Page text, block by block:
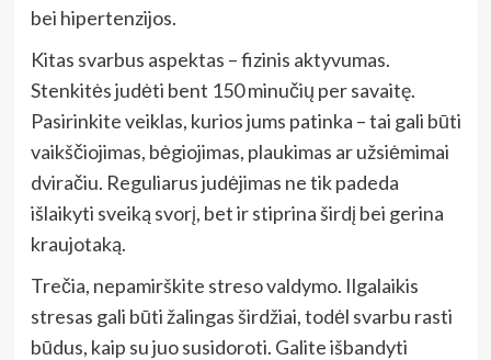
bei hipertenzijos.
Kitas svarbus aspektas – fizinis aktyvumas.
Stenkitės judėti bent 150 minučių per savaitę.
Pasirinkite veiklas, kurios jums patinka – tai gali būti
vaikščiojimas, bėgiojimas, plaukimas ar užsiėmimai
dviračiu. Reguliarus judėjimas ne tik padeda
išlaikyti sveiką svorį, bet ir stiprina širdį bei gerina
kraujotaką.
Trečia, nepamirškite streso valdymo. Ilgalaikis
stresas gali būti žalingas širdžiai, todėl svarbu rasti
būdus, kaip su juo susidoroti. Galite išbandyti